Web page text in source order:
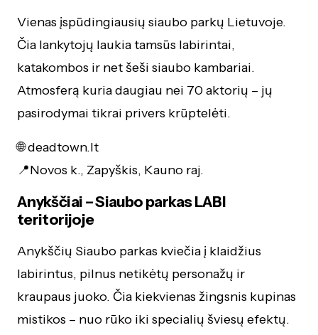
Vienas įspūdingiausių siaubo parkų Lietuvoje.
Čia lankytojų laukia tamsūs labirintai,
katakombos ir net šeši siaubo kambariai.
Atmosferą kuria daugiau nei 70 aktorių – jų
pasirodymai tikrai privers krūptelėti.
🌐 deadtown.lt
📍Novos k., Zapyškis, Kauno raj.
Anykščiai – Siaubo parkas LABI
teritorijoje
Anykščių Siaubo parkas kviečia į klaidžius
labirintus, pilnus netikėtų personažų ir
kraupaus juoko. Čia kiekvienas žingsnis kupinas
mistikos – nuo rūko iki specialių šviesų efektų.